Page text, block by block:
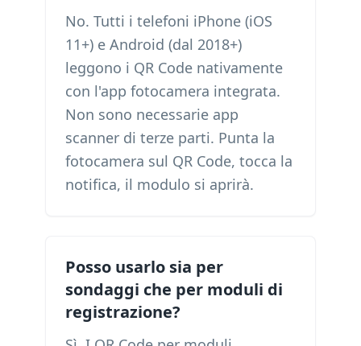
No. Tutti i telefoni iPhone (iOS
11+) e Android (dal 2018+)
leggono i QR Code nativamente
con l'app fotocamera integrata.
Non sono necessarie app
scanner di terze parti. Punta la
fotocamera sul QR Code, tocca la
notifica, il modulo si aprirà.
Posso usarlo sia per
sondaggi che per moduli di
registrazione?